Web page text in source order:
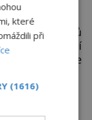
o
původců
ČR. Zohledňují
(databáze
zemí
které
při
(1616)